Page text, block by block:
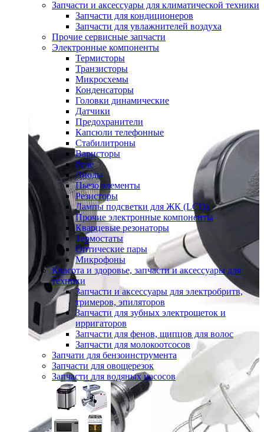
Запчасти и аксессуары для климатической техники
Запчасти для кондиционеров
Запчасти для увлажнителей воздуха
Прочие сервисные запчасти
Электронные компоненты
Термисторы
Транзисторы
Микросхемы
Конденсаторы
Головки динамические
Датчики
Предохранители
Капсюли телефонные
Стабилитроны
Варисторы
Реле
Диоды
Пьезо элементы
Резисторы
Лампы подсветки для ЖК (LCD)
Прочие электронные компоненты
Кварцевые резонаторы
Термостаты
Оптические пары
Микрофоны
Красота и здоровье, запчасти и аксессуары для
техники
Запчасти и аксессуары для электробритв,
тримеров, эпиляторов
Запчасти для зубных электрощеток и
ирригаторов
Запчасти для фенов, щипцов для волос
Запчасти для молокоотсосов
Запчати для бензоинструмента
Запчасти для овощерезок
Запчасти для водяных насосов